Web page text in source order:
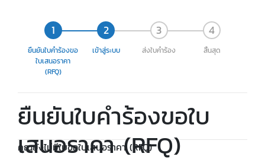
ยืนยันใบคำร้องขอ
ใบเสนอราคา
(RFQ)
เข้าสู่ระบบ ส่งใบคำร้อง สิ้นสุด
ยืนยันใบคำร้องขอใบ
เสนอราคา (RFQ)
คุณยังไม่มีใบขอใบเสนอราคา (RFQ)